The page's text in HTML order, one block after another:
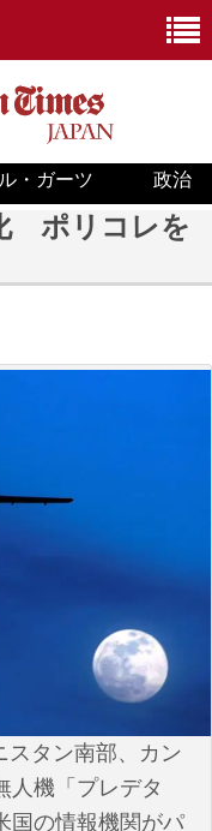
・ガーツ 政治
ポリコレを
スタン南部、カン
人機「プレデタ
国の情報機関がパ